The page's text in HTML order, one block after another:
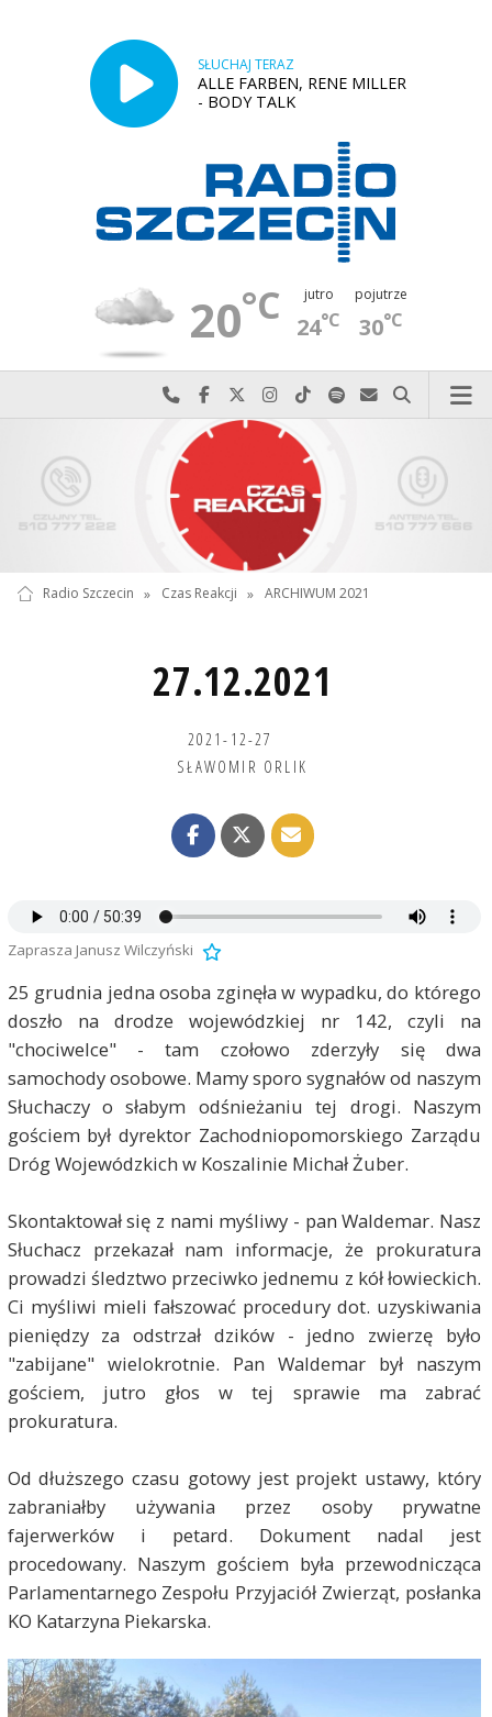
SŁUCHAJ TERAZ
ALLE FARBEN, RENE MILLER
- BODY TALK
20°C jutro
24°C
pojutrze
30°C
Najlepiej po prostu do nas zadzwoń
Odwiedź nas na Facebook-u
Odwiedź nas na X
Odwiedź nas na Instagram-ie
Odwiedź nas na TikTok-u
Szukaj nas na Spotify
Wyślij do nas
Szukaj
Radio Szczecin » Czas Reakcji » ARCHIWUM 2021
27.12.2021
2021-12-27
SŁAWOMIR ORLIK
Zaprasza Janusz Wilczyński
25 grudnia jedna osoba zginęła w wypadku, do którego
doszło na drodze wojewódzkiej nr 142, czyli na
"chociwelce" - tam czołowo zderzyły się dwa
samochody osobowe. Mamy sporo sygnałów od naszym
Słuchaczy o słabym odśnieżaniu tej drogi. Naszym
gościem był dyrektor Zachodniopomorskiego Zarządu
Dróg Wojewódzkich w Koszalinie Michał Żuber.
Skontaktował się z nami myśliwy - pan Waldemar. Nasz
Słuchacz przekazał nam informacje, że prokuratura
prowadzi śledztwo przeciwko jednemu z kół łowieckich.
Ci myśliwi mieli fałszować procedury dot. uzyskiwania
pieniędzy za odstrzał dzików - jedno zwierzę było
"zabijane" wielokrotnie. Pan Waldemar był naszym
gościem, jutro głos w tej sprawie ma zabrać
prokuratura.
Od dłuższego czasu gotowy jest projekt ustawy, który
zabraniałby używania przez osoby prywatne
fajerwerków i petard. Dokument nadal jest
procedowany. Naszym gościem była przewodnicząca
Parlamentarnego Zespołu Przyjaciół Zwierząt, posłanka
KO Katarzyna Piekarska.